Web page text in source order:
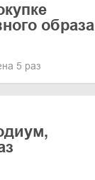
образа
5 раз